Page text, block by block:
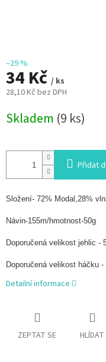
–29 %
34 Kč / ks
28,10 Kč bez DPH
cena:
Skladem (9 ks)
Přidat
Složení- 72% Modal,28%
Návin-155m/hmotnost-50g
Doporučená velikost jehlic -
Doporučená velikost háčku -
Detailní informace
ZEPTAT SE HLÍDAT